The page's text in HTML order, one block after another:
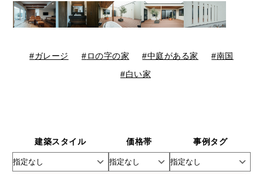
ガレージ ロの字の家 中庭がある家
南国
白い家
建築スタイル 価格帯 事例タグ